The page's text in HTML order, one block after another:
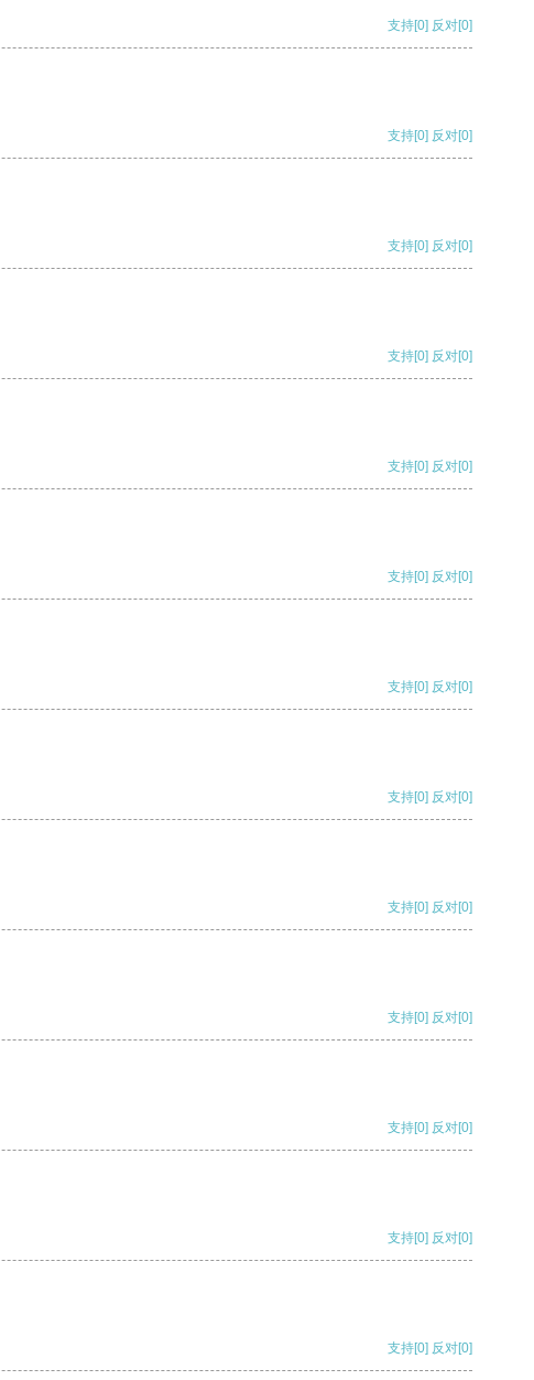
支持[0] 反对[0]
支持[0] 反对[0]
支持[0] 反对[0]
支持[0] 反对[0]
支持[0] 反对[0]
支持[0] 反对[0]
支持[0] 反对[0]
支持[0] 反对[0]
支持[0] 反对[0]
支持[0] 反对[0]
支持[0] 反对[0]
支持[0] 反对[0]
支持[0] 反对[0]